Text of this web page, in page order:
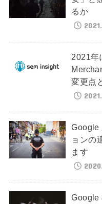
るか
2021年
変更点
Google
ョンの
ます
Google